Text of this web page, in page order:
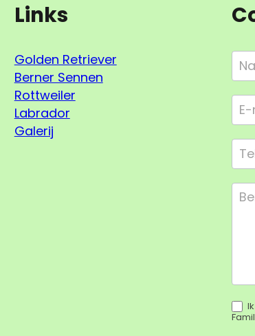
Links
Golden Retriever
Berner Sennen
Rottweiler
Labrador
Galerij